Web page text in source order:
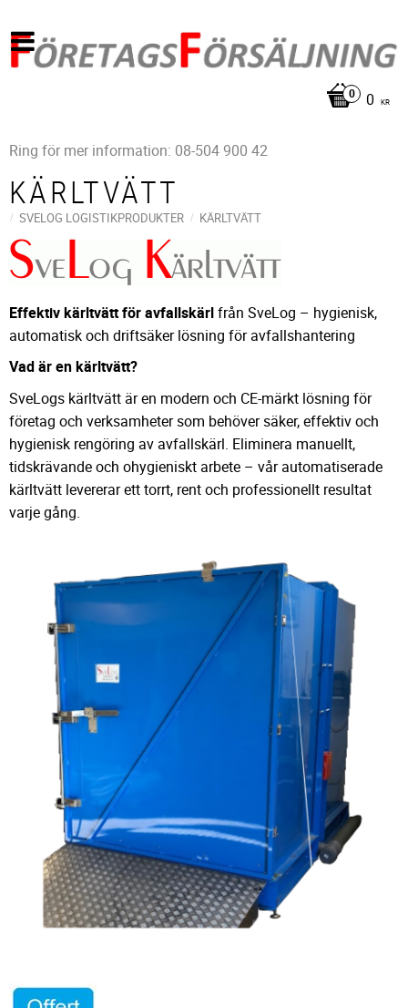
0 KR
Ring för mer information: 08-504 900 42
KÄRLTVÄTT
SVELOG LOGISTIKPRODUKTER KÄRLTVÄTT
Effektiv kärltvätt för avfallskärlfrån SveLog – hygienisk,
automatisk och driftsäker lösning för avfallshantering
Vad är en kärltvätt?
SveLogs kärltvätt är en modern och CE-märkt lösning för
företag och verksamheter som behöver säker, effektiv och
hygienisk rengöring av avfallskärl. Eliminera manuellt,
tidskrävande och ohygieniskt arbete – vår automatiserade
kärltvätt levererar ett torrt, rent och professionellt resultat
varje gång.